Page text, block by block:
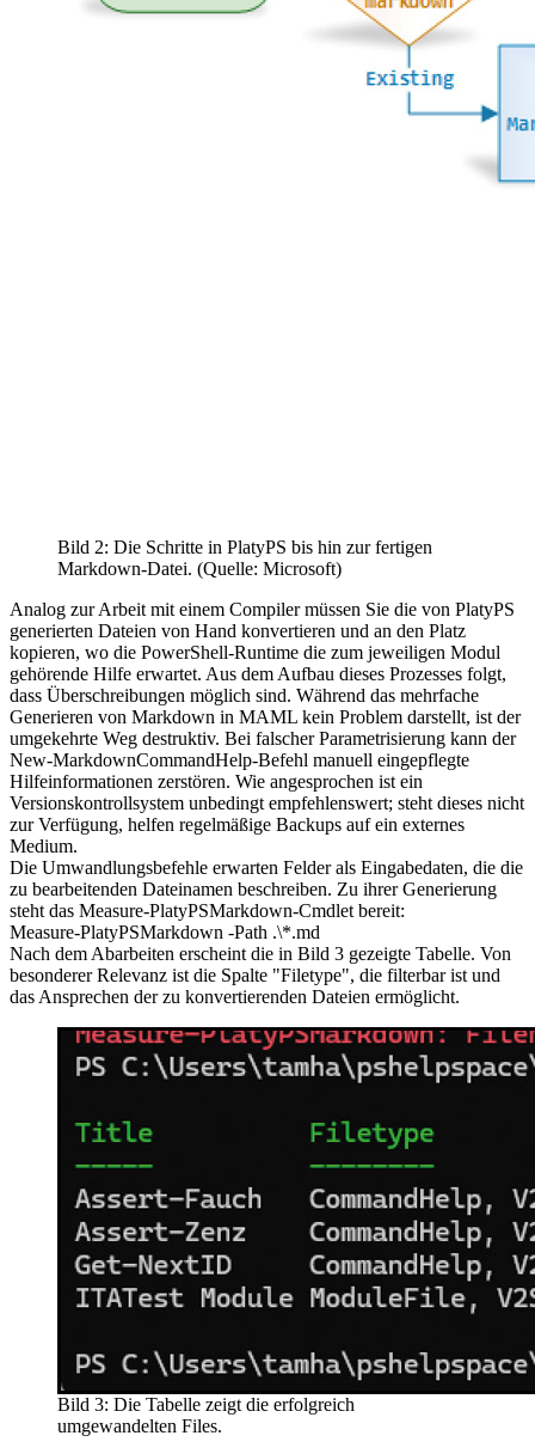
Bild 2: Die Schritte in PlatyPS bis hin zur fertigen
Markdown-Datei. (Quelle: Microsoft)
Analog zur Arbeit mit einem Compiler müssen Sie die von PlatyPS
generierten Dateien von Hand konvertieren und an den Platz
kopieren, wo die PowerShell-Runtime die zum jeweiligen Modul
gehörende Hilfe erwartet. Aus dem Aufbau dieses Prozesses folgt,
dass Überschreibungen möglich sind. Während das mehrfache
Generieren von Markdown in MAML kein Problem darstellt, ist der
umgekehrte Weg destruktiv. Bei falscher Parametrisierung kann der
New-MarkdownCommandHelp-Befehl manuell eingepflegte
Hilfeinformationen zerstören. Wie angesprochen ist ein
Versionskontrollsystem unbedingt empfehlenswert; steht dieses nicht
zur Verfügung, helfen regelmäßige Backups auf ein externes
Medium.
Die Umwandlungsbefehle erwarten Felder als Eingabedaten, die die
zu bearbeitenden Dateinamen beschreiben. Zu ihrer Generierung
steht das Measure-PlatyPSMarkdown-Cmdlet bereit:
Measure-PlatyPSMarkdown -Path .\*.md
Nach dem Abarbeiten erscheint die in Bild 3 gezeigte Tabelle. Von
besonderer Relevanz ist die Spalte "Filetype", die filterbar ist und
das Ansprechen der zu konvertierenden Dateien ermöglicht.
Bild 3: Die Tabelle zeigt die erfolgreich
umgewandelten Files.